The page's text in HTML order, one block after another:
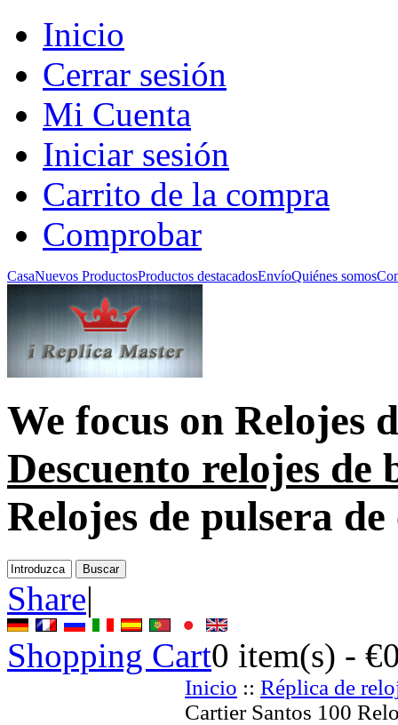
Inicio
Cerrar sesión
Mi Cuenta
Iniciar sesión
Carrito de la compra
Comprobar
CasaNuevos ProductosProductos destacadosEnvíoQuiénes somos
We focus on Relojes
Descuento relojes de
Relojes de pulsera de
Share|
Shopping Cart0 item(s) -
Inicio :: Réplica de
Cartier Santos 100